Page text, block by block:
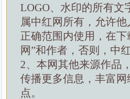
LOGO、水印的所有文
属中红网所有，允许
正确范围内使用，在
网”和作者，否则，中
2、本网其他来源作品
传播更多信息，丰富
点。